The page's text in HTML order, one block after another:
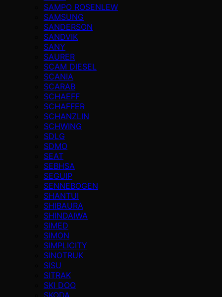
SAMPO ROSENLEW
SAMSUNG
SANDERSON
SANDVIK
SANY
SAURER
SCAM DIESEL
SCANIA
SCARAB
SCHAEFF
SCHAFFER
SCHANZLIN
SCHWING
SDLG
SDMO
SEAT
SEBHSA
SEGUIP
SENNEBOGEN
SHANTUI
SHIBAURA
SHINDAIWA
SIMED
SIMON
SIMPLICITY
SINOTRUK
SISU
SITRAK
SKI DOO
SKODA